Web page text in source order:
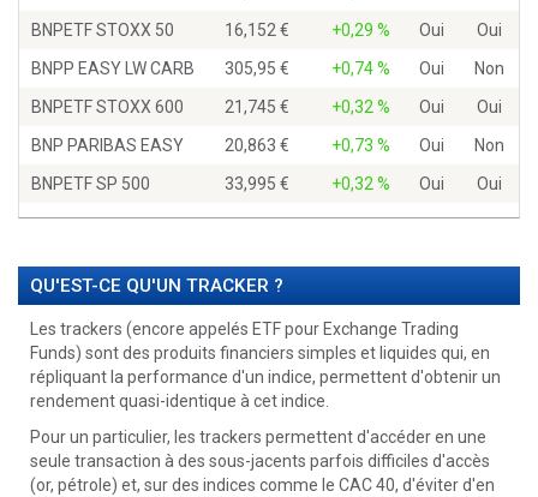
BNPETF STOXX 50
16,152 +0,29 % Oui
Oui
BNPP EASY LW CARB
305,95 +0,74 % Oui
Non
BNPETF STOXX 600
21,745 +0,32 % Oui
Oui
BNP PARIBAS EASY
20,863 +0,73 % Oui
Non
BNPETF SP 500
33,995 +0,32 % Oui Oui
QU'EST-CE QU'UN TRACKER ?
Les trackers (encore appelés ETF pour Exchange Trading
Funds) sont des produits financiers simples et liquides qui, en
répliquant la performance d'un indice, permettent d'obtenir un
rendement quasi-identique à cet indice.
Pour un particulier, les trackers permettent d'accéder en une
seule transaction à des sous-jacents parfois difficiles d'accès
(or, pétrole) et, sur des indices comme le CAC 40, d'éviter d'en